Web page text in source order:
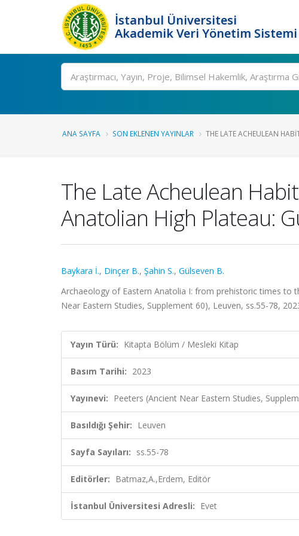
İstanbul Üniversitesi
Akademik Veri Yönetim Sistemi
Ara
ANA SAYFA SON EKLENEN YAYINLAR THE LATE ACHEULEAN
The Late Acheulean
Anatolian High Plateau:
Baykara İ., Dinçer B., Şahin S., Gülseven B.
Archaeology of Eastern Anatolia I: from prehistoric times to
Near Eastern Studies, Supplement 60), Leuven, ss.55-78,
Yayın Türü: Kitapta Bölüm / Mesleki Kitap
Basım Tarihi: 2023
Yayınevi: Peeters (Ancient Near Eastern Studies,
Basıldığı Şehir: Leuven
Sayfa Sayıları: ss.55-78
Editörler: Batmaz,A.,Erdem, Editör
İstanbul Üniversitesi Adresli: Evet